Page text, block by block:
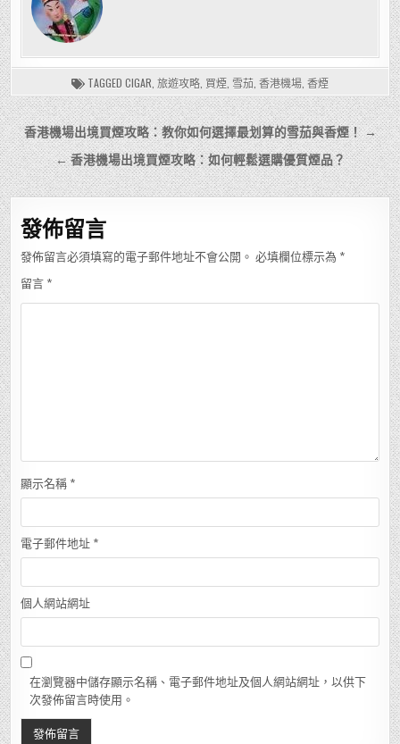
TAGGED CIGAR 旅遊攻略 買煙 雪茄 香港機場 香煙
文
章
導
覽
香港機場出境買煙攻略：教你如何選擇最划算的雪茄與香煙！ →
← 香港機場出境買煙攻略：如何輕鬆選購優質煙品？
發佈留言
發佈留言必須填寫的電子郵件地址不會公開。 必填欄位標示為 *
留言 *
顯示名稱 *
電子郵件地址 *
個人網站網址
在瀏覽器中儲存顯示名稱、電子郵件地址及個人網站網址，以供下
次發佈留言時使用。